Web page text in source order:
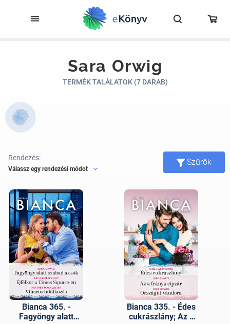
Sara Orwig
TERMÉK TALÁLATOK (7 DARAB)
Rendezés:
Válassz egy rendezési módot
Szűrők
Bianca 365. -
Fagyöngy alatt
Bianca 335. - Édes
cukrászlány; Az a